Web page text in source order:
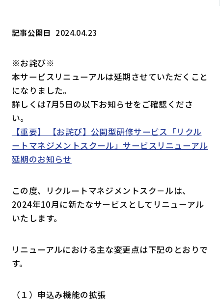
はじめての方へ
サービスの特長
お役立ち情報 お知らせ よくあるご質問
お問い合わせ 資料請求 メルマガ登録
管理者ログイン
記事公開日 2024.04.23
※お詫び※
本サービスリニューアルは延期させていただくこと
になりました。
詳しくは7月5日の以下お知らせをご確認くださ
い。
【重要】 【お詫び】公開型研修サービス「リクル
ートマネジメントスクール」サービスリニューアル
延期のお知らせ
この度、リクルートマネジメントスク－ルは、
2024年10月に新たなサービスとしてリニューアル
いたします。
リニューアルにおける主な変更点は下記のとおりで
す。
（１）申込み機能の拡張